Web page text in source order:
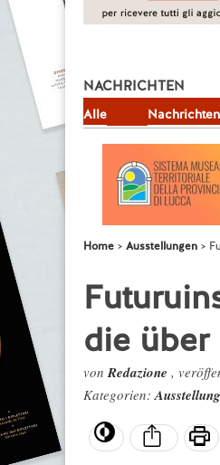
NACHRICHTEN
Alle Nachrichten
JOB
Home Ausstellungen
die über
vonRedazione ,
Kategorien: